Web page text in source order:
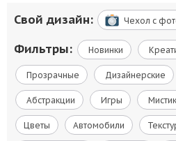
Свой дизайн: Чехол c
Фильтры: Новинки
Прозрачные Дизайнерские
Абстракции Игры
Цветы Автомобили